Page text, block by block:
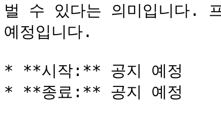
벌 수 있다는 의미입니다.
예정입니다.
* **시작:** 공지 예정
* **종료:** 공지 예정